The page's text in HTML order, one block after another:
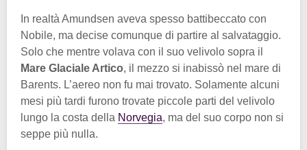
In realtà Amundsen aveva spesso battibeccato con
Nobile, ma decise comunque di partire al salvataggio.
Solo che mentre volava con il suo velivolo sopra il
Mare Glaciale Artico, il mezzo si inabissò nel mare di
Barents. L’aereo non fu mai trovato. Solamente alcuni
mesi più tardi furono trovate piccole parti del velivolo
lungo la costa della Norvegia, ma del suo corpo non si
seppe più nulla.